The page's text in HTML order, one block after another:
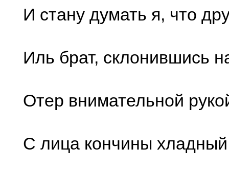
И стану думать я, что
Иль брат, склонившись
Отер внимательной
С лица кончины хладный